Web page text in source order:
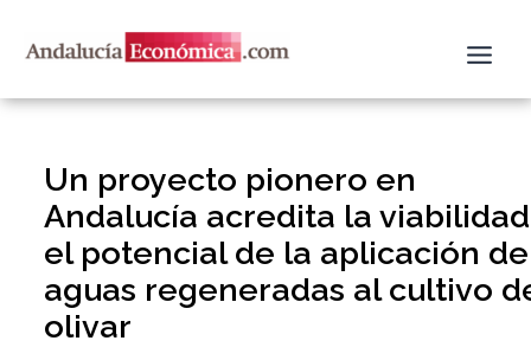
Un proyecto pionero en
Andalucía acredita la
el potencial de la aplicación de
aguas regeneradas al cultivo
olivar